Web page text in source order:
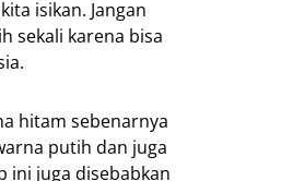
isikan. Jangan
sekali karena bisa
hitam sebenarnya
putih dan juga
ini juga disebabkan